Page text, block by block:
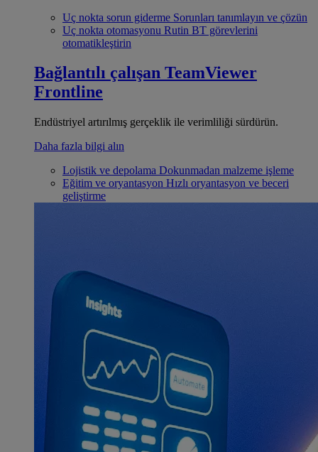
Uç nokta sorun giderme Sorunları tanımlayın ve çözün
Uç nokta otomasyonu Rutin BT görevlerini
otomatikleştirin
Bağlantılı çalışan TeamViewer
Frontline
Endüstriyel artırılmış gerçeklik ile verimliliği sürdürün.
Daha fazla bilgi alın
Lojistik ve depolama Dokunmadan malzeme işleme
Eğitim ve oryantasyon Hızlı oryantasyon ve beceri
geliştirme